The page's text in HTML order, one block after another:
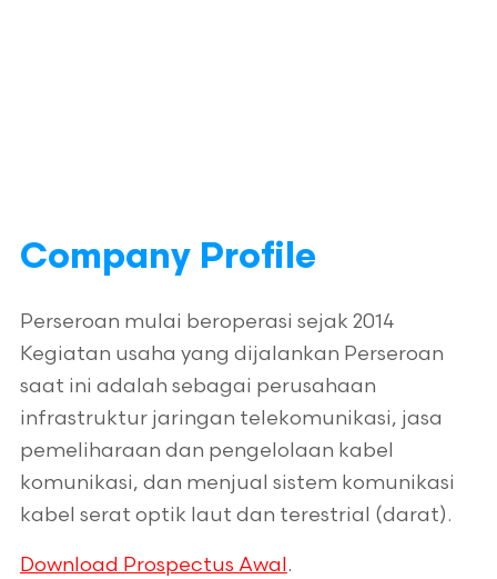
Company Profile
Perseroan mulai beroperasi sejak 2014
Kegiatan usaha yang dijalankan Perseroan
saat ini adalah sebagai perusahaan
infrastruktur jaringan telekomunikasi, jasa
pemeliharaan dan pengelolaan kabel
komunikasi, dan menjual sistem komunikasi
kabel serat optik laut dan terestrial (darat).
Download Prospectus Awal.